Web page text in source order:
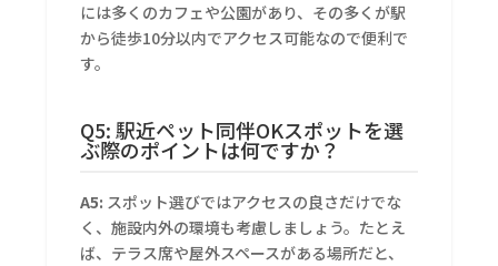
には多くのカフェや公園があり、その多くが駅
から徒歩10分以内でアクセス可能なので便利で
す。
Q5: 駅近ペット同伴OKスポットを選
ぶ際のポイントは何ですか？
A5: スポット選びではアクセスの良さだけでな
く、施設内外の環境も考慮しましょう。たとえ
ば、テラス席や屋外スペースがある場所だと、